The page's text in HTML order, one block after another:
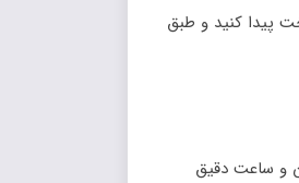
پیدا کنید و طبق
و ساعت دقیق